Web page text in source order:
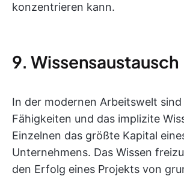
konzentrieren kann.
9. Wissensaustausch
In der modernen Arbeitswelt sind
Fähigkeiten und das implizite
Einzelnen das größte Kapital
Unternehmens. Das Wissen
den Erfolg eines Projekts von